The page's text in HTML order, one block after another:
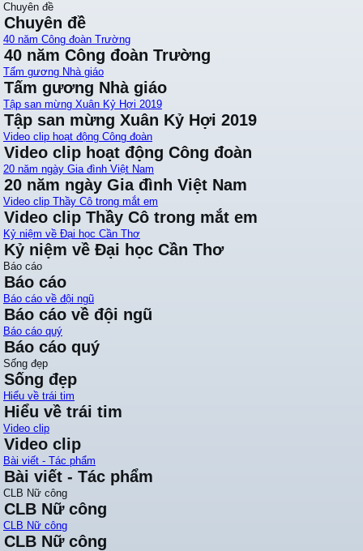
Chuyên đề
Chuyên đề
40 năm Công đoàn Trường
40 năm Công đoàn Trường
Tấm gương Nhà giáo
Tấm gương Nhà giáo
Tập san mừng Xuân Kỷ Hợi 2019
Tập san mừng Xuân Kỷ Hợi 2019
Video clip hoạt động Công đoàn
Video clip hoạt động Công đoàn
20 năm ngày Gia đình Việt Nam
20 năm ngày Gia đình Việt Nam
Video clip Thầy Cô trong mắt em
Video clip Thầy Cô trong mắt em
Kỷ niệm về Đại học Cần Thơ
Kỷ niệm về Đại học Cần Thơ
Báo cáo
Báo cáo
Báo cáo về đội ngũ
Báo cáo về đội ngũ
Báo cáo quý
Báo cáo quý
Sống đẹp
Sống đẹp
Hiểu về trái tim
Hiểu về trái tim
Video clip
Video clip
Bài viết - Tác phẩm
Bài viết - Tác phẩm
CLB Nữ công
CLB Nữ công
CLB Nữ công
CLB Nữ công